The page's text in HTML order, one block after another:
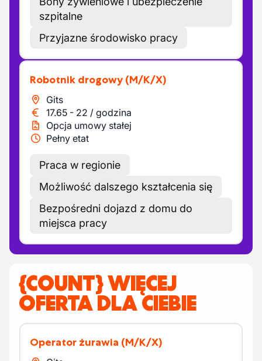
szpitalne
Przyjazne środowisko pracy
Robotnik drogowy (M/K/X)
Gits
17.65 - 22 / godzina
Opcja umowy stałej
Pełny etat
Praca w regionie
Możliwość dalszego kształcenia się
Bezpośredni dojazd z domu do
miejsca pracy
{COUNT} WIĘCEJ
OFERTA DLA CIEBIE
Operator żurawia (M/K/X)